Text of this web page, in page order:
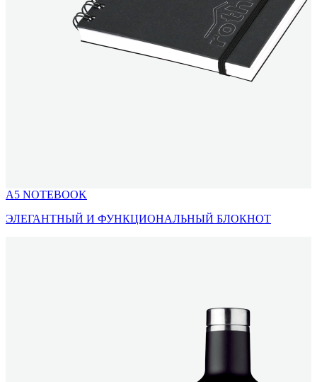
A5 NOTEBOOK
ЭЛЕГАНТНЫЙ И ФУНКЦИОНАЛЬНЫЙ БЛОКНОТ